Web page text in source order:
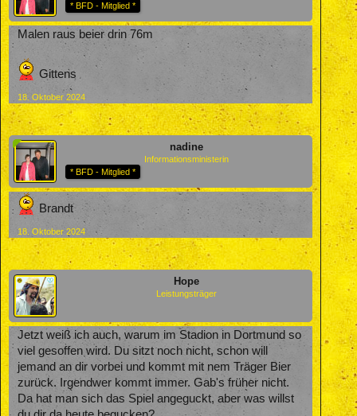
* BFD - Mitglied *
Malen raus beier drin 76m
Gittens
18. Oktober 2024
nadine
Informationsministerin
* BFD - Mitglied *
Brandt
18. Oktober 2024
Hope
Leistungsträger
Jetzt weiß ich auch, warum im Stadion in Dortmund so
viel gesoffen wird. Du sitzt noch nicht, schon will
jemand an dir vorbei und kommt mit nem Träger Bier
zurück. Irgendwer kommt immer. Gab's früher nicht.
Da hat man sich das Spiel angeguckt, aber was willst